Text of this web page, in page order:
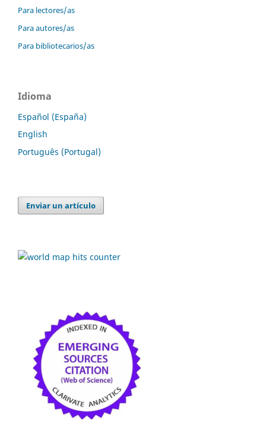
Para lectores/as
Para autores/as
Para bibliotecarios/as
Idioma
Español (España)
English
Português (Portugal)
Enviar un artículo